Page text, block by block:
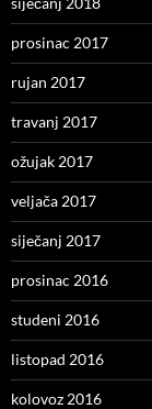
prosinac 2017
rujan 2017
travanj 2017
ožujak 2017
veljača 2017
siječanj 2017
prosinac 2016
studeni 2016
listopad 2016
kolovoz 2016